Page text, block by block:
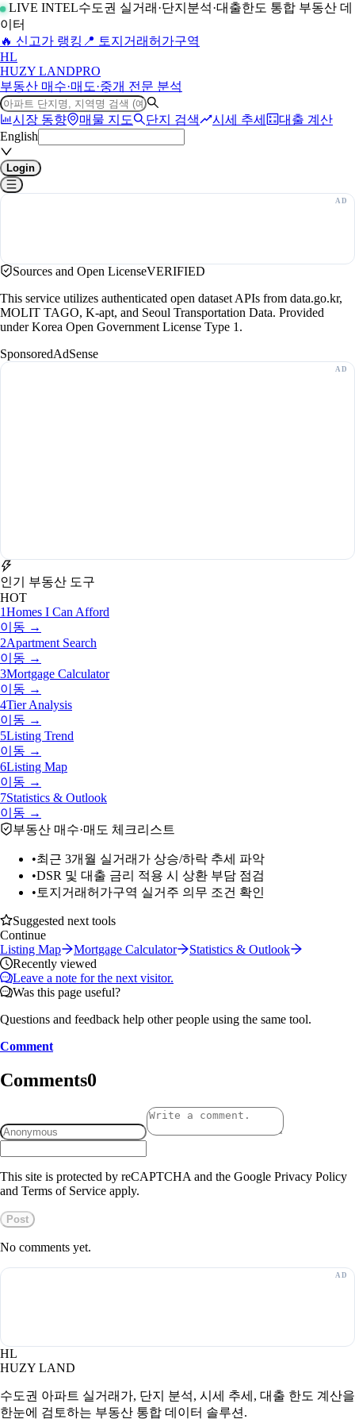
LIVE INTEL수도권 실거래·단지분석·대출한도 통합 부동산 데
이터
🔥 신고가 랭킹 📍 토지거래허가구역
HL
HUZY LANDPRO
부동산 매수·매도·중개 전문 분석
시장 동향 매물 지도 단지 검색 시세 추세
대출 계산
English
Login
Sources and Open LicenseVERIFIED
This service utilizes authenticated open dataset APIs from data.go.kr,
MOLIT TAGO, K-apt, and Seoul Transportation Data. Provided
under Korea Open Government License Type 1.
SponsoredAdSense
인기 부동산 도구
HOT
1Homes I Can Afford
이동 →
2Apartment Search
이동 →
3Mortgage Calculator
이동 →
4Tier Analysis
이동 →
5Listing Trend
이동 →
6Listing Map
이동 →
7Statistics & Outlook
이동 →
부동산 매수·매도 체크리스트
•최근 3개월 실거래가 상승/하락 추세 파악
•DSR 및 대출 금리 적용 시 상환 부담 점검
• 토지거래허가구역 실거주 의무 조건 확인
Suggested next tools
Continue
Listing Map
Mortgage Calculator
Statistics & Outlook
Recently viewed
Leave a note for the next visitor.
Was this page useful?
Questions and feedback help other people using the same tool.
Comment
Comments0
This site is protected by reCAPTCHA and the Google Privacy Policy
and Terms of Service apply.
Post
No comments yet.
HL
HUZY LAND
수도권 아파트 실거래가, 단지 분석, 시세 추세, 대출 한도 계산을
한눈에 검토하는 부동산 통합 데이터 솔루션.